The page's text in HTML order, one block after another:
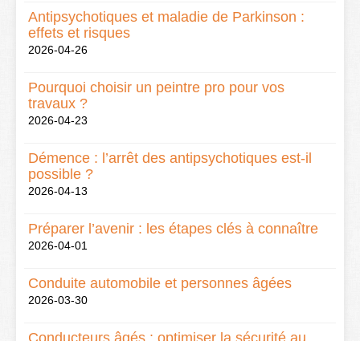
Antipsychotiques et maladie de Parkinson :
effets et risques
2026-04-26
Pourquoi choisir un peintre pro pour vos
travaux ?
2026-04-23
Démence : l’arrêt des antipsychotiques est-il
possible ?
2026-04-13
Préparer l’avenir : les étapes clés à connaître
2026-04-01
Conduite automobile et personnes âgées
2026-03-30